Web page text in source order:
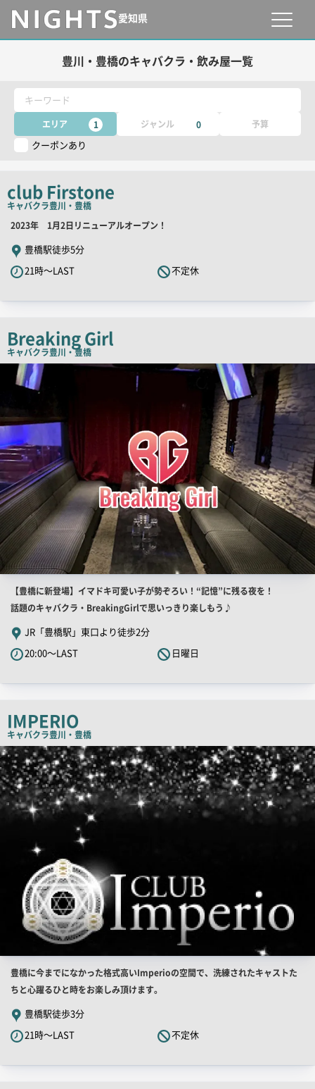
愛知県
豊川・豊橋のキャバクラ・飲み屋一覧
キーワード
エリア 1 ジャンル 0 予算
クーポンあり
club Firstone
キャバクラ豊川・豊橋
店
舗
PR
キ
コ
ピ
ー
2023年 1月2日リニューアルオープン！
豊橋駅徒歩5分
21時～LAST
不定休
Breaking Girl
キャバクラ豊川・豊橋
店
像
店
舗
PR
キ
ャ
ピ
ー
【豊橋に新登場】イマドキ可愛い子が勢ぞろい！“記憶”に残る夜を！
話題のキャバクラ・BreakingGirlで思いっきり楽しもう♪
JR「豊橋駅」東口より徒歩2分
20:00～LAST
日曜日
IMPERIO
キャバクラ豊川・豊橋
店
舗
PR
画
像
店
舗
PR
キ
ャ
豊橋に今までになかった格式高いImperioの空間で、洗練されたキャストた
ちと心躍るひと時をお楽しみ頂けます。
豊橋駅徒歩3分
21時～LAST
不定休